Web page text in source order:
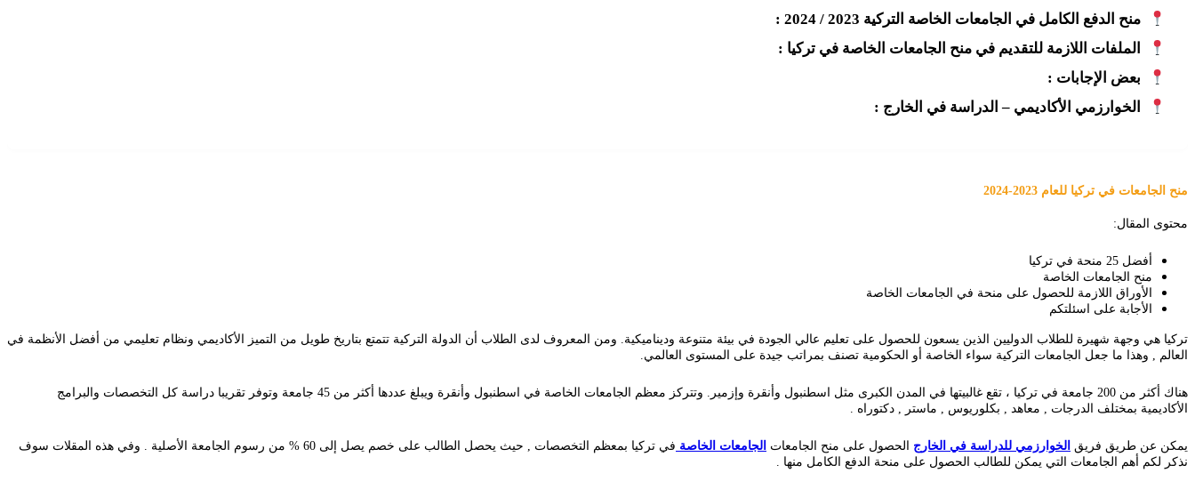
منح الدفع الكامل في الجامعات الخاصة التركية 2023 / 2024 :
الملفات اللازمة للتقديم في منح الجامعات الخاصة في تركيا :
بعض الإجابات :
الخوارزمي الأكاديمي – الدراسة في الخارج :
منح الجامعات في تركيا للعام 2023-2024
محتوى المقال:
أفضل 25 منحة في تركيا
منح الجامعات الخاصة
الأوراق اللازمة للحصول على منحة في الجامعات الخاصة
الأجابة على اسئلتكم
تركيا هي وجهة شهيرة للطلاب الدوليين الذين يسعون للحصول على تعليم عالي الجودة في بيئة متنوعة وديناميكية. ومن المعروف لدى الطلاب أن الدولة التركية تتمتع بتاريخ طويل من التميز الأكاديمي ونظام تعليمي من أفضل الأنظمة في
العالم , وهذا ما جعل الجامعات التركية سواء الخاصة أو الحكومية تصنف بمراتب جيدة على المستوى العالمي.
هناك أكثر من 200 جامعة في تركيا ، تقع غالبيتها في المدن الكبرى مثل اسطنبول وأنقرة وإزمير. وتتركز معظم الجامعات الخاصة في اسطنبول وأنقرة ويبلغ عددها أكثر من 45 جامعة وتوفر تقريبا دراسة كل التخصصات والبرامج
الأكاديمية بمختلف الدرجات , معاهد , بكلوريوس , ماستر , دكتوراه .
يمكن عن طريق فريق الخوارزمي للدراسة في الخارج الحصول على منح الجامعات الجامعات الخاصة
في تركيا بمعظم التخصصات , حيث يحصل الطالب على خصم يصل إلى 60 % من رسوم الجامعة الأصلية . وفي هذه المقلات سوف
نذكر لكم أهم الجامعات التي يمكن للطالب الحصول على منحة الدفع الكامل منها .